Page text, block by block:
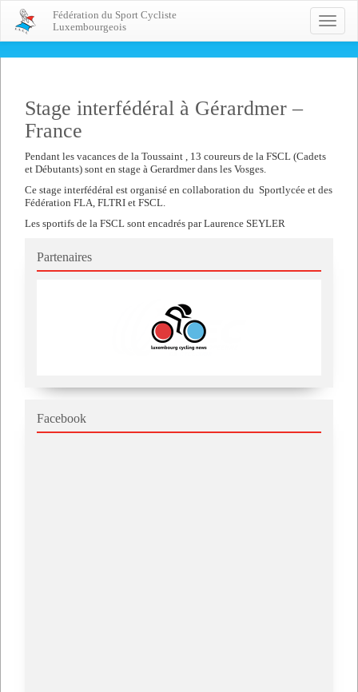
Toggle
Fédération du Sport Cycliste
Luxembourgeois
Stage interfédéral à Gérardmer –
France
Pendant les vacances de la Toussaint , 13 coureurs de la FSCL (Cadets
et Débutants) sont en stage à Gerardmer dans les Vosges.
Ce stage interfédéral est organisé en collaboration du Sportlycée et des
Fédération FLA, FLTRI et FSCL.
Les sportifs de la FSCL sont encadrés par Laurence SEYLER
Partenaires
Facebook